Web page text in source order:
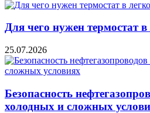
Для чего нужен термостат
25.07.2026
Безопасность
холодных и сложных